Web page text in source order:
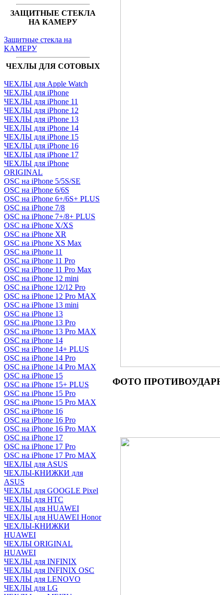
ЗАЩИТНЫЕ СТЕКЛА
НА КАМЕРУ
Защитные стекла на
КАМЕРУ
ЧЕХЛЫ ДЛЯ СОТОВЫХ
ЧЕХЛЫ для Apple Watch
ЧЕХЛЫ для iPhone
ЧЕХЛЫ для iPhone 11
ЧЕХЛЫ для iPhone 12
ЧЕХЛЫ для iPhone 13
ЧЕХЛЫ для iPhone 14
ЧЕХЛЫ для iPhone 15
ЧЕХЛЫ для iPhone 16
ЧЕХЛЫ для iPhone 17
ЧЕХЛЫ для iPhone
ORIGINAL
OSC на iPhone 5/5S/SE
OSC на iPhone 6/6S
OSC на iPhone 6+/6S+ PLUS
OSC на iPhone 7/8
OSC на iPhone 7+/8+ PLUS
OSC на iPhone X/XS
OSC на iPhone XR
OSC на iPhone XS Max
OSC на iPhone 11
OSC на iPhone 11 Pro
OSC на iPhone 11 Pro Max
OSC на iPhone 12 mini
OSC на iPhone 12/12 Pro
OSC на iPhone 12 Pro MAX
OSC на iPhone 13 mini
OSC на iPhone 13
OSC на iPhone 13 Pro
OSC на iPhone 13 Pro MAX
OSC на iPhone 14
OSC на iPhone 14+ PLUS
OSC на iPhone 14 Pro
OSC на iPhone 14 Pro MAX
OSC на iPhone 15
OSC на iPhone 15+ PLUS
OSC на iPhone 15 Pro
OSC на iPhone 15 Pro MAX
OSC на iPhone 16
OSC на iPhone 16 Pro
OSC на iPhone 16 Pro MAX
OSC на iPhone 17
OSC на iPhone 17 Pro
OSC на iPhone 17 Pro MAX
ЧЕХЛЫ для ASUS
ЧЕХЛЫ-КНИЖКИ для
ASUS
ЧЕХЛЫ для GOOGLE Pixel
ЧЕХЛЫ для HTC
ЧЕХЛЫ для HUAWEI
ЧЕХЛЫ для HUAWEI Honor
ЧЕХЛЫ-КНИЖКИ
HUAWEI
ЧЕХЛЫ ORIGINAL
HUAWEI
ЧЕХЛЫ для INFINIX
ЧЕХЛЫ для INFINIX OSC
ЧЕХЛЫ для LENOVO
ЧЕХЛЫ для LG
ФОТО